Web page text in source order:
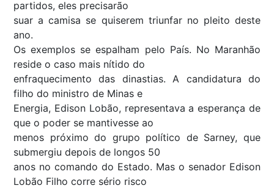
partidos, eles precisarão
suar a camisa se quiserem triunfar no pleito deste
ano.
Os exemplos se espalham pelo País. No Maranhão
reside o caso mais nítido do
enfraquecimento das dinastias. A candidatura do
filho do ministro de Minas e
Energia, Edison Lobão, representava a esperança de
que o poder se mantivesse ao
menos próximo do grupo político de Sarney, que
submergiu depois de longos 50
anos no comando do Estado. Mas o senador Edison
Lobão Filho corre sério risco